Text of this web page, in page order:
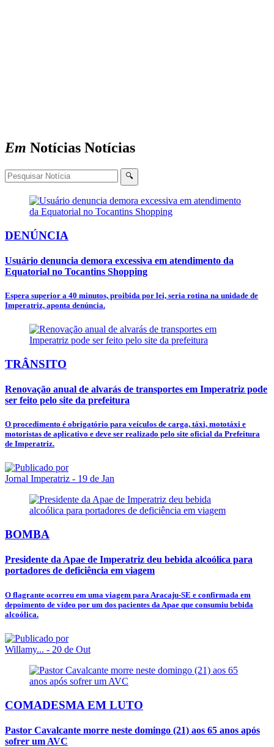
Em Notícias Notícias
🔍
DENÚNCIA
Usuário denuncia demora excessiva em atendimento da
Equatorial no Tocantins Shopping
Espera superior a 40 minutos, proibida por lei, seria rotina na unidade de
Imperatriz, aponta denúncia.
TRÂNSITO
Renovação anual de alvarás de transportes em Imperatriz pode
ser feito pelo site da prefeitura
O procedimento é obrigatório para veículos de carga, táxi, mototáxi e
motoristas de aplicativo e deve ser realizado pelo site oficial da Prefeitura
de Imperatriz.
Jornal Imperatriz - 19 de Jan
BOMBA
Presidente da Apae de Imperatriz deu bebida alcoólica para
portadores de deficiência em viagem
O flagrante ocorreu em uma viagem para Aracaju-SE e confirmada em
depoimento de vídeo por um dos pacientes da Apae que consumiu bebida
alcoólica.
Willamy... - 20 de Out
COMADESMA EM LUTO
Pastor Cavalcante morre neste domingo (21) aos 65 anos após
sofrer um AVC